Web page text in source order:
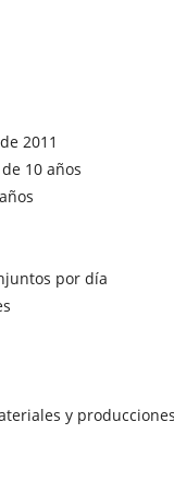
2011
10 años
por día
y